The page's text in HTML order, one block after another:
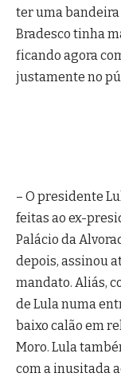
ter uma bandeira
Bradesco tinha
ficando agora
justamente no
– O presidente
feitas ao ex-
Palácio da
depois, assinou
mandato. Aliás,
de Lula numa
baixo calão em
Moro. Lula
com a inusitada